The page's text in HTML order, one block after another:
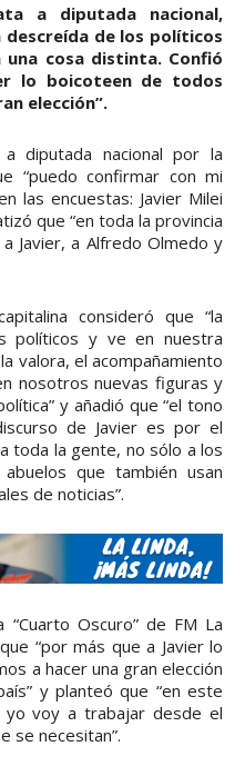
a diputada nacional,
de los políticos
cosa distinta. Confió
lo boicoteen de todos
elección”.
a diputada nacional por la
“puedo confirmar con mi
las encuestas: Javier Milei
que “en toda la provincia
Javier, a Alfredo Olmedo y
consideró que “la
políticos y ve en nuestra
valora, el acompañamiento
nosotros nuevas figuras y
y añadió que “el tono
de Javier es por el
toda la gente, no sólo a los
que también usan
de noticias”.
“Cuarto Oscuro” de FM La
“por más que a Javier lo
a hacer una gran elección
y planteó que “en este
voy a trabajar desde el
se necesitan”.